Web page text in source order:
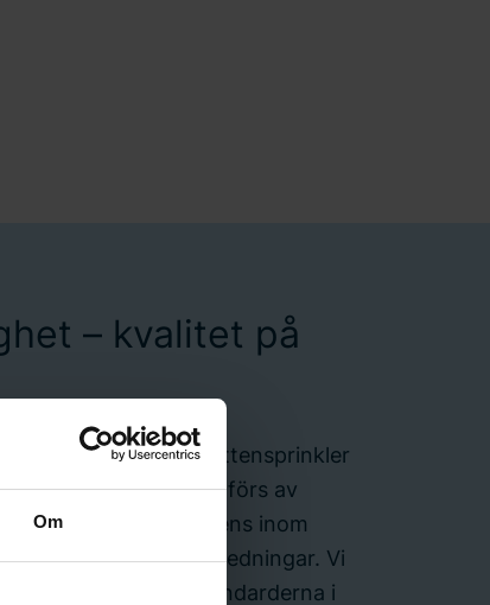
Om
– kvalitet på
för både vattensprinkler
och installationer utförs av
med spetskompetens inom
trycksatta stigarledningar. Vi
de högsta standarderna i